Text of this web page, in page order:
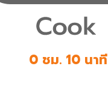
0 ชม. 10 นาที